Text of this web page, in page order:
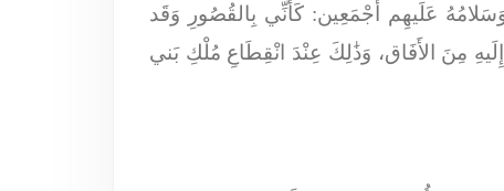
عَلَيهِم أَجْمَعِين: كَأَنِّي بِالقُصُورِ وَقَد
مِنَ الأَفَاق، وَذَٰلِكَ عِنْدَ انْقِطَاعِ مُلْكِ بَني